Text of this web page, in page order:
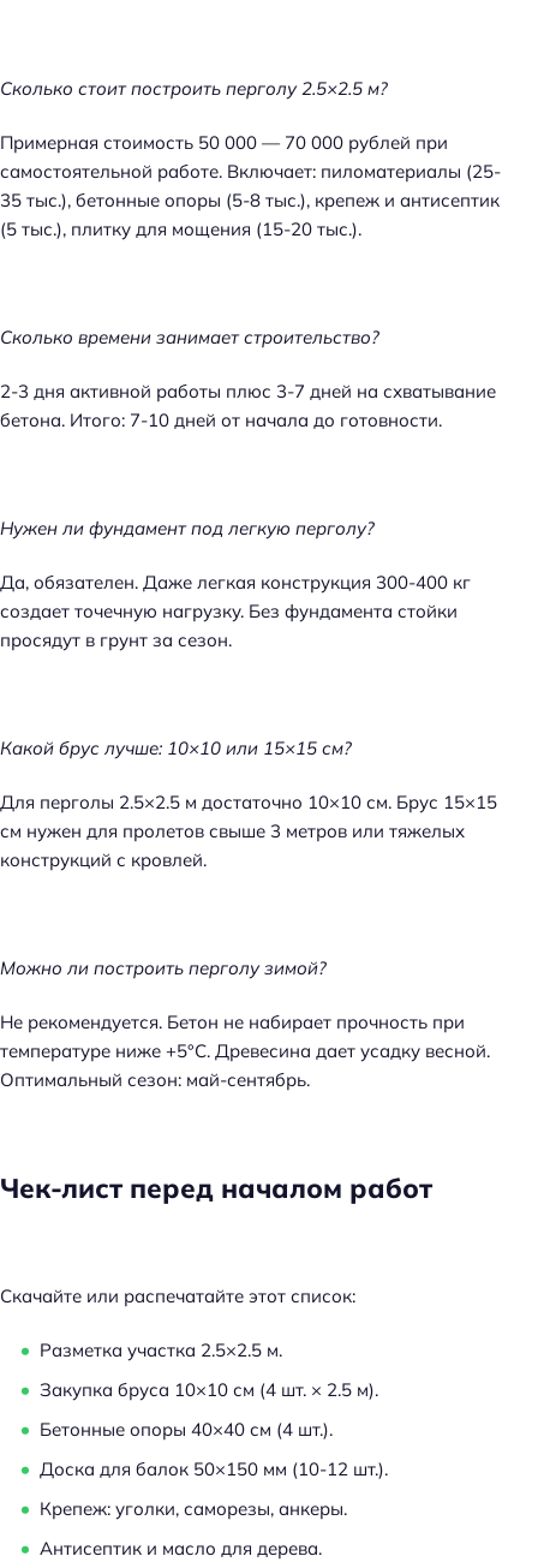
Сколько стоит построить перголу 2.5×2.5 м?
Примерная стоимость 50 000 — 70 000 рублей при
самостоятельной работе. Включает: пиломатериалы (25-
35 тыс.), бетонные опоры (5-8 тыс.), крепеж и антисептик
(5 тыс.), плитку для мощения (15-20 тыс.).
Сколько времени занимает строительство?
2-3 дня активной работы плюс 3-7 дней на схватывание
бетона. Итого: 7-10 дней от начала до готовности.
Нужен ли фундамент под легкую перголу?
Да, обязателен. Даже легкая конструкция 300-400 кг
создает точечную нагрузку. Без фундамента стойки
просядут в грунт за сезон.
Какой брус лучше: 10×10 или 15×15 см?
Для перголы 2.5×2.5 м достаточно 10×10 см. Брус 15×15
см нужен для пролетов свыше 3 метров или тяжелых
конструкций с кровлей.
Можно ли построить перголу зимой?
Не рекомендуется. Бетон не набирает прочность при
температуре ниже +5°C. Древесина дает усадку весной.
Оптимальный сезон: май-сентябрь.
Чек-лист перед началом работ
Скачайте или распечатайте этот список:
Разметка участка 2.5×2.5 м.
Закупка бруса 10×10 см (4 шт. × 2.5 м).
Бетонные опоры 40×40 см (4 шт.).
Доска для балок 50×150 мм (10-12 шт.).
Крепеж: уголки, саморезы, анкеры.
Антисептик и масло для дерева.